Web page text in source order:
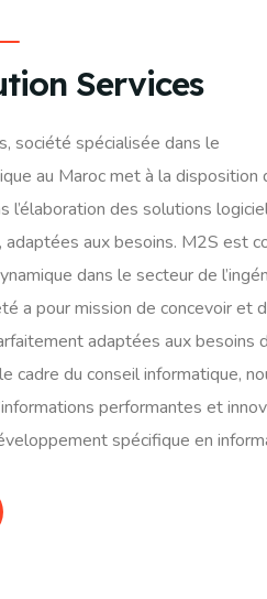
Services
société spécialisée dans le
au Maroc met à la disposition
l’élaboration des solutions
aux besoins. M2S est
dans le secteur de
a pour mission de concevoir et
adaptées aux besoins
cadre du conseil informatique,
performantes et
spécifique en